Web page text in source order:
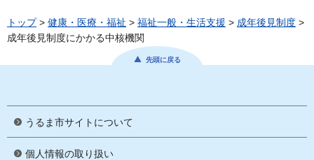
トップ> 健康・医療・福祉 > 福祉一般・生活支援 > 成年後見制度 >
成年後見制度にかかる中核機関
先頭に戻る
うるま市サイトについて
個人情報の取り扱い